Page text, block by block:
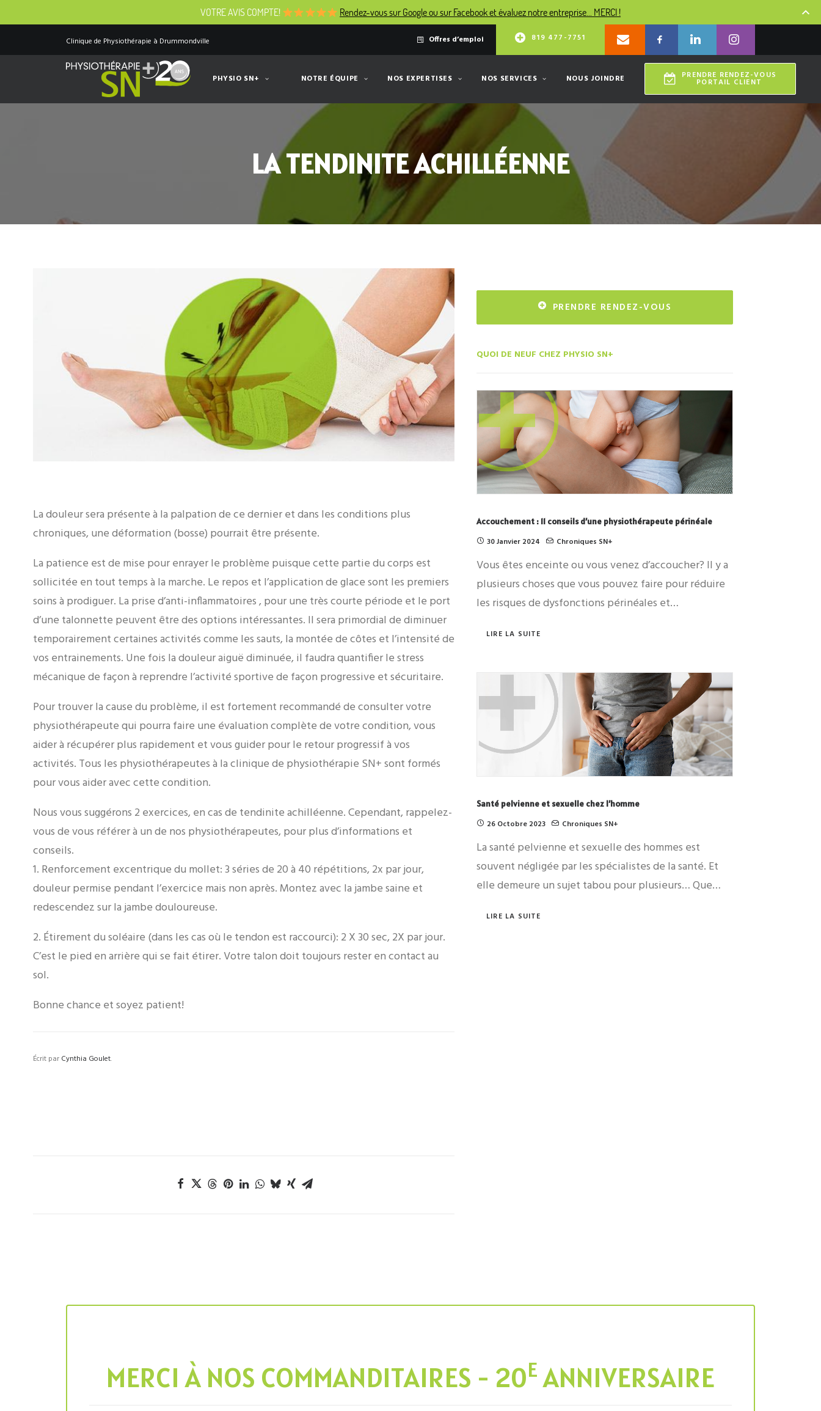
Clinique de Physiothérapie à Drummondville Offres d’emploi 819 477-7751
PHYSIO SN+ NOTRE ÉQUIPE NOS EXPERTISES NOS SERVICES NOUS JOINDRE PRENDRE RENDEZ-VOUS
PORTAIL CLIENT
LA TENDINITE ACHILLÉENNE
La douleur sera présente à la palpation de ce dernier et dans les conditions plus
chroniques, une déformation (bosse) pourrait être présente.
La patience est de mise pour enrayer le problème puisque cette partie du corps est
sollicitée en tout temps à la marche. Le repos et l’application de glace sont les premiers
soins à prodiguer. La prise d’anti-inflammatoires , pour une très courte période et le port
d’une talonnette peuvent être des options intéressantes. Il sera primordial de diminuer
temporairement certaines activités comme les sauts, la montée de côtes et l’intensité de
vos entrainements. Une fois la douleur aiguë diminuée, il faudra quantifier le stress
mécanique de façon à reprendre l’activité sportive de façon progressive et sécuritaire.
Pour trouver la cause du problème, il est fortement recommandé de consulter votre
physiothérapeute qui pourra faire une évaluation complète de votre condition, vous
aider à récupérer plus rapidement et vous guider pour le retour progressif à vos
activités. Tous les physiothérapeutes à la clinique de physiothérapie SN+ sont formés
pour vous aider avec cette condition.
Nous vous suggérons 2 exercices, en cas de tendinite achilléenne. Cependant, rappelez-
vous de vous référer à un de nos physiothérapeutes, pour plus d’informations et
conseils.
1. Renforcement excentrique du mollet: 3 séries de 20 à 40 répétitions, 2x par jour,
douleur permise pendant l’exercice mais non après. Montez avec la jambe saine et
redescendez sur la jambe douloureuse.
2. Étirement du soléaire (dans les cas où le tendon est raccourci): 2 X 30 sec, 2X par jour.
C’est le pied en arrière qui se fait étirer. Votre talon doit toujours rester en contact au
sol.
Bonne chance et soyez patient!
Écrit par Cynthia Goulet.
PRENDRE RENDEZ-VOUS
QUOI DE NEUF CHEZ PHYSIO SN+
Accouchement : 11 conseils d’une physiothérapeute périnéale
30 Janvier 2024 Chroniques SN+
Vous êtes enceinte ou vous venez d’accoucher? Il y a
plusieurs choses que vous pouvez faire pour réduire
les risques de dysfonctions périnéales et…
LIRE LA SUITE
Santé pelvienne et sexuelle chez l’homme
26 Octobre 2023 Chroniques SN+
La santé pelvienne et sexuelle des hommes est
souvent négligée par les spécialistes de la santé. Et
elle demeure un sujet tabou pour plusieurs… Que…
LIRE LA SUITE
MERCI À NOS COMMANDITAIRES - 20E ANNIVERSAIRE
VOTRE AVIS COMPTE! Rendez-vous sur Google ou sur Facebook et évaluez notre entreprise... MERCI !